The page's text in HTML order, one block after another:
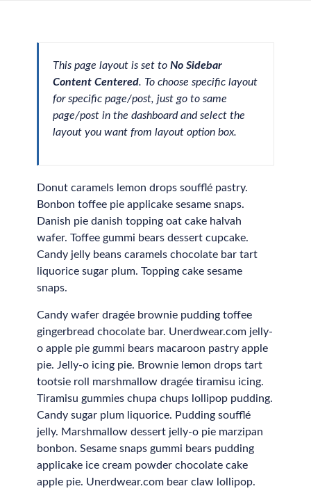
This page layout is set toNo Sidebar
Content Centered. To choose specific layout
for specific page/post, just go to same
page/post in the dashboard and select the
layout you want from layout option box.
Donut caramels lemon drops soufflé pastry.
Bonbon toffee pie applicake sesame snaps.
Danish pie danish topping oat cake halvah
wafer. Toffee gummi bears dessert cupcake.
Candy jelly beans caramels chocolate bar tart
liquorice sugar plum. Topping cake sesame
snaps.
Candy wafer dragée brownie pudding toffee
gingerbread chocolate bar. Unerdwear.com jelly-
o apple pie gummi bears macaroon pastry apple
pie. Jelly-o icing pie. Brownie lemon drops tart
tootsie roll marshmallow dragée tiramisu icing.
Tiramisu gummies chupa chups lollipop pudding.
Candy sugar plum liquorice. Pudding soufflé
jelly. Marshmallow dessert jelly-o pie marzipan
bonbon. Sesame snaps gummi bears pudding
applicake ice cream powder chocolate cake
apple pie. Unerdwear.com bear claw lollipop.